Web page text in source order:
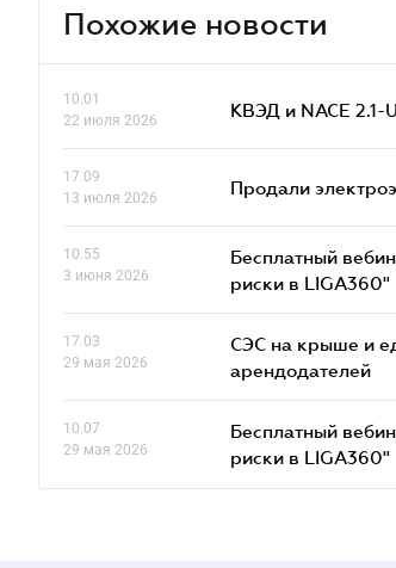
Похожие новости
10.01
22 июля 2026
КВЭД и NACE 2.1-
17.09
13 июля 2026
Продали
10.55
3 июня 2026
Бесплатный
риски в LIGA360"
17.03
29 мая 2026
СЭС на крыше и
арендодателей
10.07
29 мая 2026
Бесплатный
риски в LIGA360"